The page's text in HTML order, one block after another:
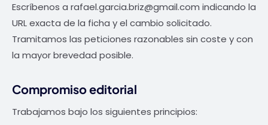
Escríbenos a rafael.garcia.briz@gmail.com indicando la
URL exacta de la ficha y el cambio solicitado.
Tramitamos las peticiones razonables sin coste y con
la mayor brevedad posible.
Compromiso editorial
Trabajamos bajo los siguientes principios: